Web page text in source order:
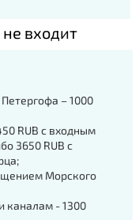
входит
– 1000
RUB с входным
3650 RUB с
Морского
каналам - 1300